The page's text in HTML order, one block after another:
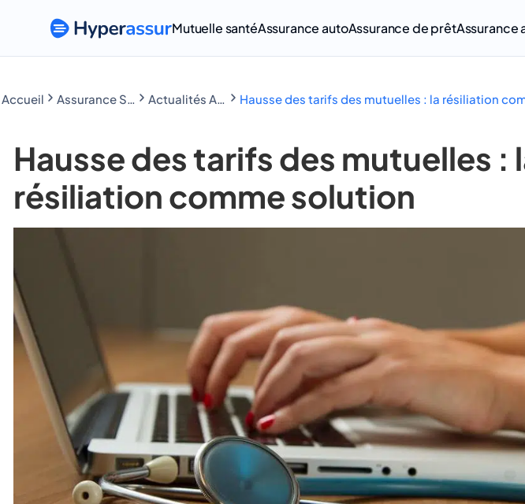
Mutuelle santéAssurance autoAssurance de prêtAssurance
Accueil Hausse des tarifs des mutuelles : la résiliation
Hausse des tarifs des mutuelles :
résiliation comme solution